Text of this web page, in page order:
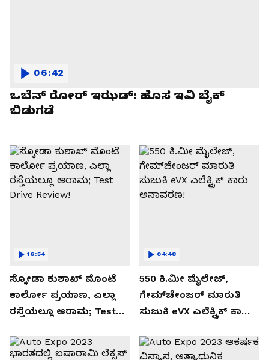
ಒಬೆನ್ ರೋರ್ ಇಝಡ್: ಹೊಸ ಇವಿ ಬೈಕ್
ಬಿಡುಗಡೆ
06:42
ಸ್ಕೋಡಾ ಕುಶಾಖ್ ಮೊಂಟೆ
ಕಾರ್ಲೋ ಪ್ರಯಾಣ, ಎಲ್ಲಾ
ರಸ್ತೆಯಲ್ಲೂ ಆರಾಮ; Test
16:54
550 ಕಿ.ಮೀ ಮೈಲೇಜ್,
ಗೇಮ್‌ಚೇಂಜರ್ ಮಾರುತಿ
ಸುಜುಕಿ eVX ಎಲೆಕ್ಟ್ರಿಕ್ ಕಾರು
04:48